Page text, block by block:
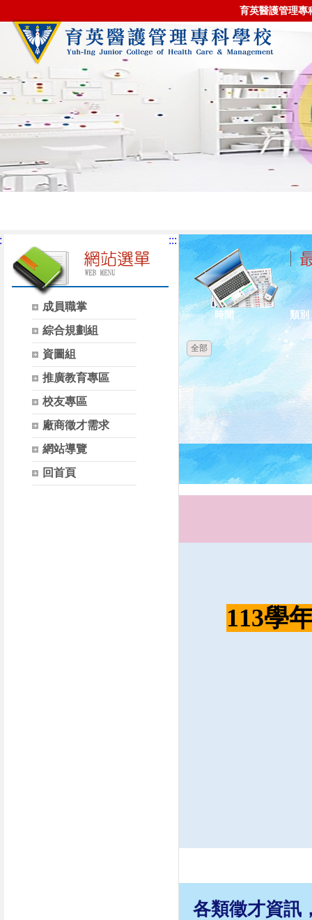
育英醫護管理專
成員職掌
綜合規劃組
資圖組
推廣教育專區
校友專區
廠商徵才需求
網站導覽
回首頁
:::
時間 類別
全部
113學
各類徵才資訊